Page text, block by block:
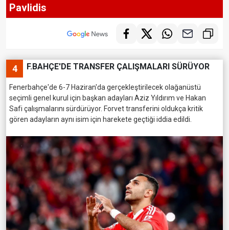
Pavlidis
4 F.BAHÇE'DE TRANSFER ÇALIŞMALARI SÜRÜYOR
Fenerbahçe'de 6-7 Haziran'da gerçekleştirilecek olağanüstü
seçimli genel kurul için başkan adayları Aziz Yıldırım ve Hakan
Safi çalışmalarını sürdürüyor. Forvet transferini oldukça kritik
gören adayların aynı isim için harekete geçtiği iddia edildi.